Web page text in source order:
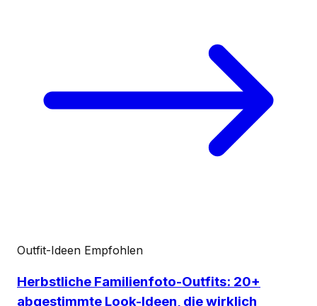
Outfit-Ideen Empfohlen
Herbstliche Familienfoto-Outfits: 20+
abgestimmte Look-Ideen, die wirklich